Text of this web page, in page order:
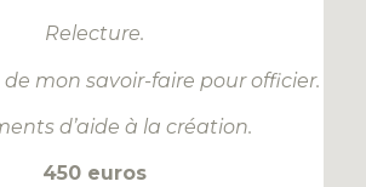
Relecture.
de mon savoir-faire pour officier.
d’aide à la création.
450 euros